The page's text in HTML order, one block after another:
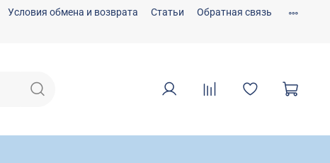
Условия обмена и возврата Статьи Обратная связь